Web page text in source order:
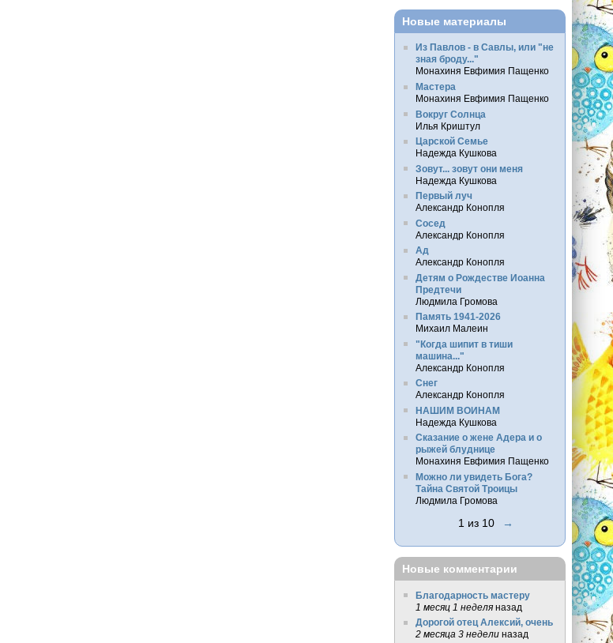
Новые материалы
Из Павлов - в Савлы, или "не
зная броду..."
Монахиня Евфимия Пащенко
Мастера
Монахиня Евфимия Пащенко
Вокруг Солнца
Илья Криштул
Царской Семье
Надежда Кушкова
Зовут... зовут они меня
Надежда Кушкова
Первый луч
Александр Конопля
Сосед
Александр Конопля
Ад
Александр Конопля
Детям о Рождестве Иоанна
Предтечи
Людмила Громова
Память 1941-2026
Михаил Малеин
"Когда шипит в тиши
машина..."
Александр Конопля
Снег
Александр Конопля
НАШИМ ВОИНАМ
Надежда Кушкова
Сказание о жене Адера и о
рыжей блуднице
Монахиня Евфимия Пащенко
Можно ли увидеть Бога?
Тайна Святой Троицы
Людмила Громова
1 из 10 →
Новые комментарии
Благодарность мастеру
1 месяц 1 неделяназад
Дорогой отец Алексий, очень
2 месяца 3 неделиназад